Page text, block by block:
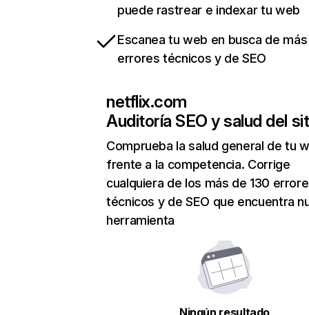
puede rastrear e indexar tu web
Escanea tu web en busca de
errores técnicos y de SEO
netflix.com
Auditoría SEO y salud del
Comprueba la salud general de tu
frente a la competencia. Corrige
cualquiera de los más de 130
técnicos y de SEO que encuentra
herramienta